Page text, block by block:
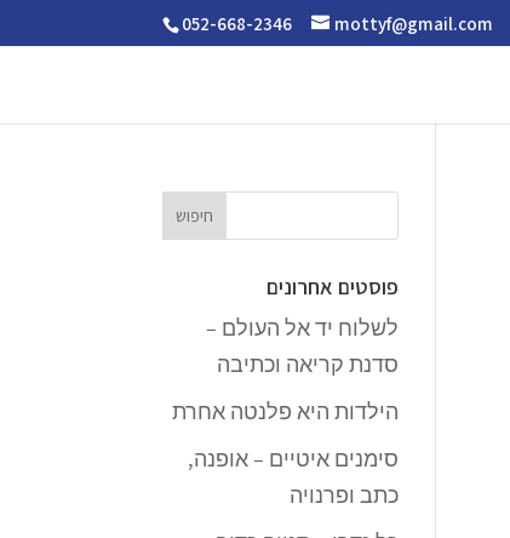
052-668-2346 mottyf@gmail.com
פוסטים אחרונים
לשלוח יד אל העולם –
סדנת קריאה וכתיבה
הילדות היא פלנטה אחרת
סימנים איטיים – אופנה,
כתב ופרנויה